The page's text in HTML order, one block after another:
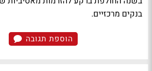
בנקים מרכזיים.
הוספת תגובה